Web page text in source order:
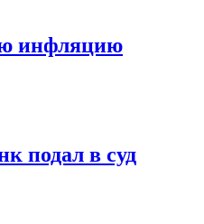
инфляцию
подал в суд